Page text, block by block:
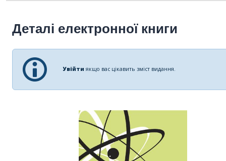
Деталі електронної книги
Увійти якщо вас цікавить зміст видання.